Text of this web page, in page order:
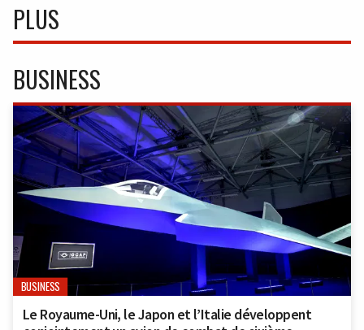
PLUS
BUSINESS
BUSINESS
Le Royaume-Uni, le Japon et l’Italie développent